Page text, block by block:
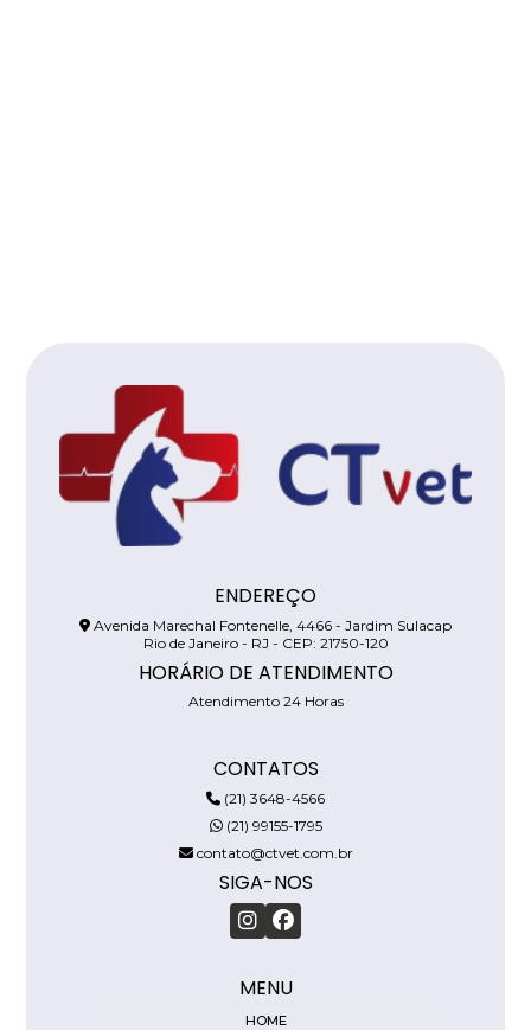
ENDEREÇO
Avenida Marechal Fontenelle, 4466 - Jardim Sulacap
Rio de Janeiro - RJ - CEP: 21750-120
HORÁRIO DE ATENDIMENTO
Atendimento 24 Horas
CONTATOS
(21) 3648-4566
(21) 99155-1795
contato@ctvet.com.br
SIGA-NOS
MENU
HOME